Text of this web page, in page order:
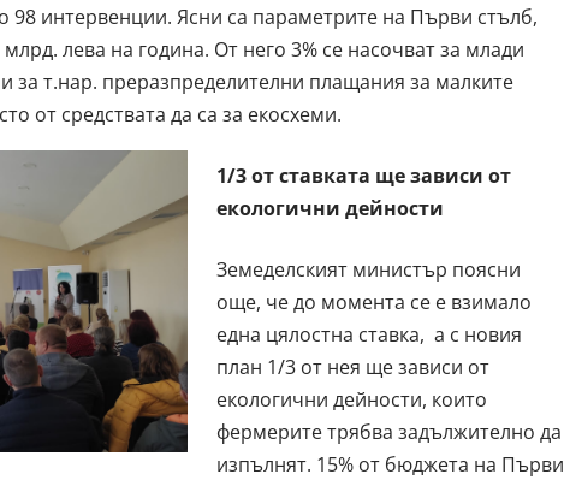
интервенции. Ясни са параметрите на Първи стълб,
лева на година. От него 3% се насочват за млади
за т.нар. преразпределителни плащания за малките
от средствата да са за екосхеми.
1/3 от ставката ще зависи от
екологични дейности
Земеделският министър поясни
още, че до момента се е взимало
една цялостна ставка, а с новия
план 1/3 от нея ще зависи от
екологични дейности, които
фермерите трябва задължително да
изпълнят. 15% от бюджета на Първи